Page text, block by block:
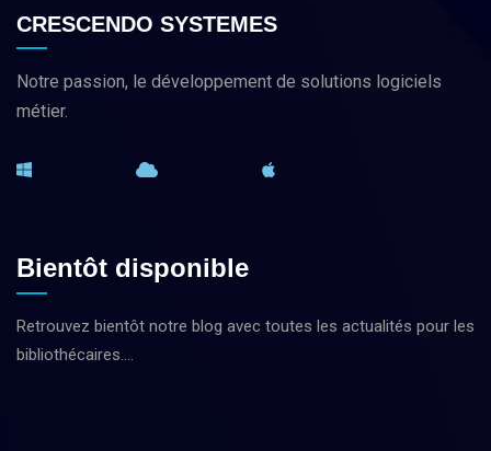
CRESCENDO SYSTEMES
Notre passion, le développement de solutions logiciels
métier.
Bientôt disponible
Retrouvez bientôt notre blog avec toutes les actualités pour les
bibliothécaires….